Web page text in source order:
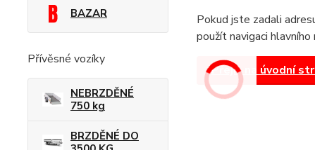
BAZAR
Přívěsné vozíky
NEBRZDĚNÉ
750 kg
BRZDĚNÉ DO
Pokud jste zadali
použít navigaci
Přejít na úvodní